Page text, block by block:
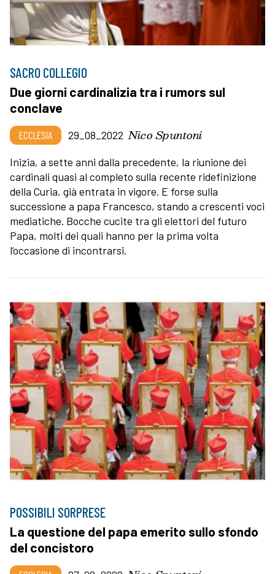
SACRO COLLEGIO
Due giorni cardinalizia tra i rumors sul
conclave
ECCLESIA 29_08_2022 Nico Spuntoni
Inizia, a sette anni dalla precedente, la riunione dei
cardinali quasi al completo sulla recente ridefinizione
della Curia, già entrata in vigore. E forse sulla
successione a papa Francesco, stando a crescenti voci
mediatiche. Bocche cucite tra gli elettori del futuro
Papa, molti dei quali hanno per la prima volta
l’occasione di incontrarsi.
POSSIBILI SORPRESE
La questione del papa emerito sullo sfondo
del concistoro